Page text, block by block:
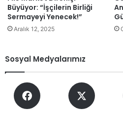
Büyüyor: “İşçilerin Birliği
Sermayeyi Yenecek!”
Aralık 12, 2025
Sosyal Medyalarımız